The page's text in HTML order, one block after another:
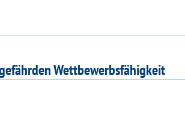
Wettbewerbsfähigkeit